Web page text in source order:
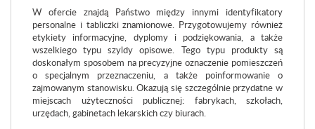
W ofercie znajdą Państwo między innymi identyfikatory
personalne i tabliczki znamionowe. Przygotowujemy również
etykiety informacyjne, dyplomy i podziękowania, a także
wszelkiego typu szyldy opisowe. Tego typu produkty są
doskonałym sposobem na precyzyjne oznaczenie pomieszczeń
o specjalnym przeznaczeniu, a także poinformowanie o
zajmowanym stanowisku. Okazują się szczególnie przydatne w
miejscach użyteczności publicznej: fabrykach, szkołach,
urzędach, gabinetach lekarskich czy biurach.